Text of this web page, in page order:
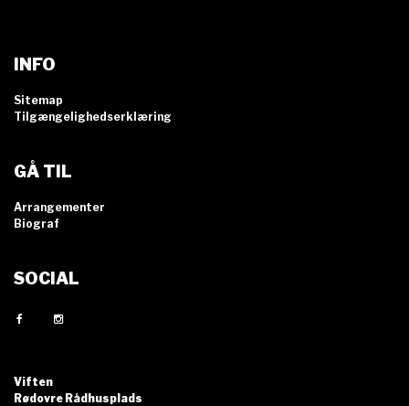
INFO
Sitemap
Tilgængelighedserklæring
GÅ TIL
Arrangementer
Biograf
SOCIAL
Viften
Rødovre Rådhusplads